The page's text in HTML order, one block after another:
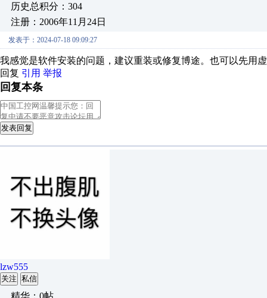
历史总积分：304
注册：2006年11月24日
发表于：2024-07-18 09:09:27
我感觉是软件安装的问题，建议重装或修复博途。也可以先用
回复 引用 举报
回复本条
发表回复
lzw555
关注 私信
精华：0帖